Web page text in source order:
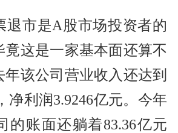
退市是A股市场投资者的
竟这是一家基本面还算不
该公司营业收入还达到
净利润3.9246亿元。今年
的账面还躺着83.36亿元